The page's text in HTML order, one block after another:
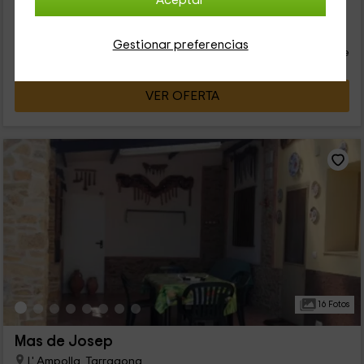
Gestionar preferencias
Contacto directo
persona y noche
VER OFERTA
16 Fotos
Mas de Josep
L' Ampolla, Tarragona